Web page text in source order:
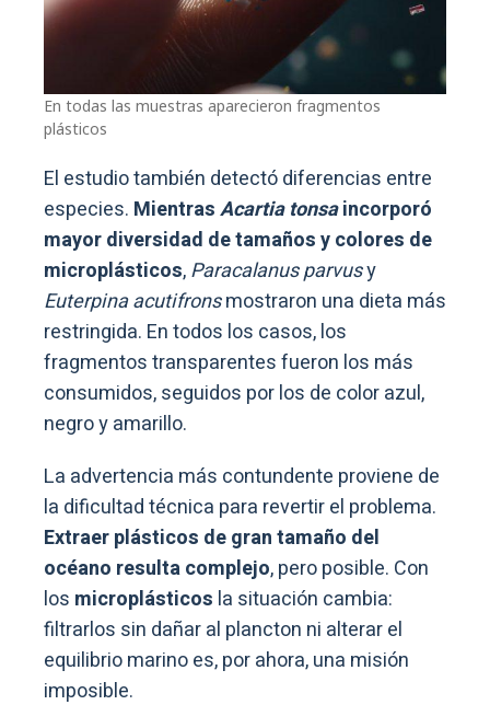
En todas las muestras aparecieron fragmentos
plásticos
El estudio también detectó diferencias entre
especies. MientrasAcartia tonsaincorporó
mayor diversidad de tamaños y colores de
microplásticos,Paracalanus parvusy
Euterpina acutifronsmostraron una dieta más
restringida. En todos los casos, los
fragmentos transparentes fueron los más
consumidos, seguidos por los de color azul,
negro y amarillo.
La advertencia más contundente proviene de
la dificultad técnica para revertir el problema.
Extraer plásticos de gran tamaño del
océano resulta complejo, pero posible. Con
los microplásticos la situación cambia:
filtrarlos sin dañar al plancton ni alterar el
equilibrio marino es, por ahora, una misión
imposible.